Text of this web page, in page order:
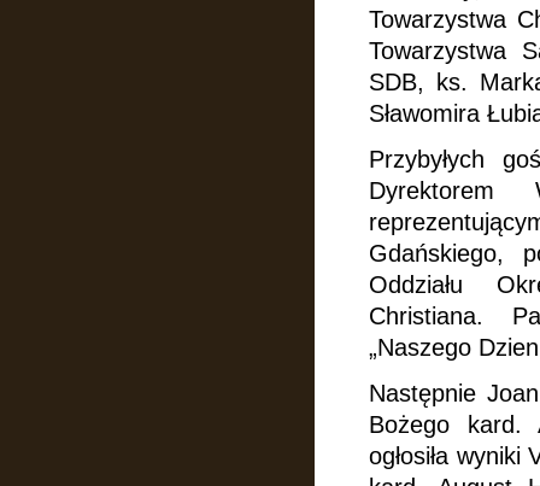
Towarzystwa
Towarzystwa
SDB, ks.
Sławomira
Przybyłych
Dyrektorem
Gdańskiego,
Oddziału
Christiana.
„Naszego
Następnie
Bożego
ogłosiła